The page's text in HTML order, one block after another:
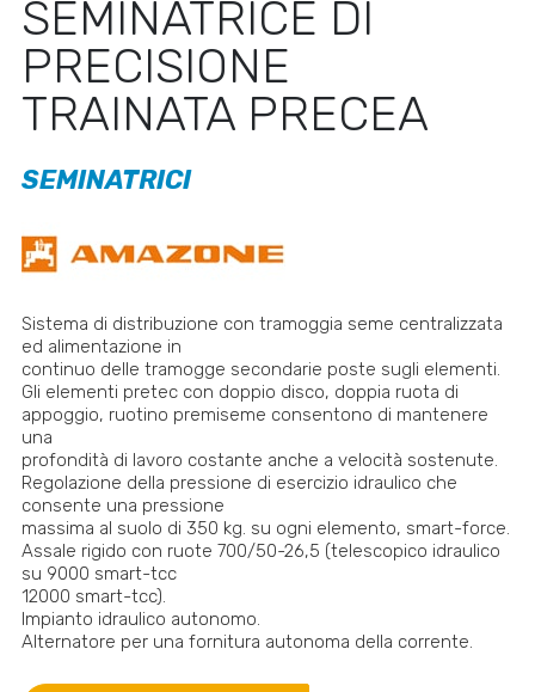
SEMINATRICE DI
PRECISIONE
TRAINATA PRECEA
SEMINATRICI
Sistema di distribuzione con tramoggia seme centralizzata
ed alimentazione in
continuo delle tramogge secondarie poste sugli elementi.
Gli elementi pretec con doppio disco, doppia ruota di
appoggio, ruotino premiseme consentono di mantenere
una
profondità di lavoro costante anche a velocità sostenute.
Regolazione della pressione di esercizio idraulico che
consente una pressione
massima al suolo di 350 kg. su ogni elemento, smart-force.
Assale rigido con ruote 700/50-26,5 (telescopico idraulico
su 9000 smart-tcc
12000 smart-tcc).
Impianto idraulico autonomo.
Alternatore per una fornitura autonoma della corrente.